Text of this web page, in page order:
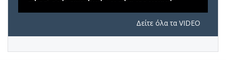
Δείτε όλα τα VIDEO